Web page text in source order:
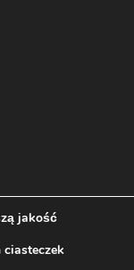
jakość